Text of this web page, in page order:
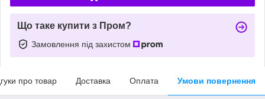
Що таке купити з Пром?
Замовлення під захистом
про товар Доставка Оплата Умови повернення